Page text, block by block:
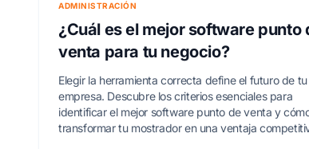
ADMINISTRACIÓN
¿Cuál es el mejor software punto
venta para tu negocio?
Elegir la herramienta correcta define el futuro de tu
empresa. Descubre los criterios esenciales para
identificar el mejor software punto de venta y
transformar tu mostrador en una ventaja